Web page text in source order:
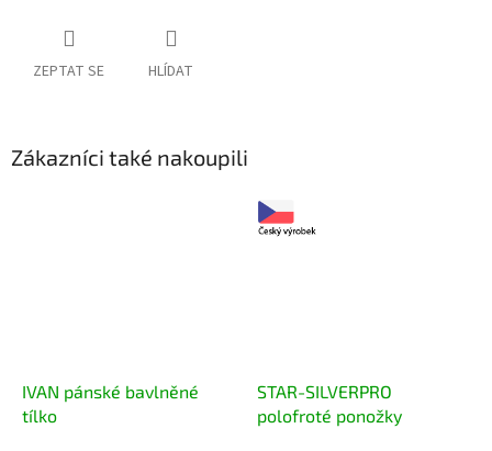
ZEPTAT SE HLÍDAT
Zákazníci také nakoupili
IVAN pánské bavlněné
tílko
STAR-SILVERPRO
polofroté ponožky